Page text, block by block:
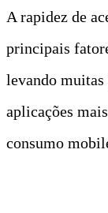
A rapidez de
principais
levando
aplicações
consumo